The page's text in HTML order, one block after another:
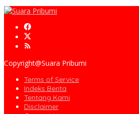
Copyright@Suara Pribumi
Terms of Service
Indeks Berita
Tentang Kami
Disclaimer